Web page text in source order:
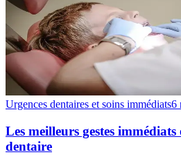
Urgences dentaires et soins immédiats6
Les meilleurs gestes immédiats
dentaire